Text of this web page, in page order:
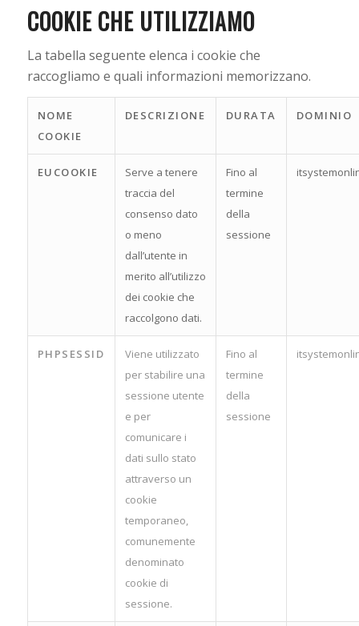
COOKIE CHE UTILIZZIAMO
La tabella seguente elenca i cookie che
raccogliamo e quali informazioni memorizzano.
NOME
COOKIE
DESCRIZIONE DURATA DOMINIO
EUCOOKIE
Serve a tenere
traccia del
consenso dato
o meno
dall’utente in
merito all’utilizzo
dei cookie che
raccolgono dati.
Fino al
termine
della
sessione
PHPSESSID
Viene utilizzato
per stabilire una
sessione utente
e per
comunicare i
dati sullo stato
attraverso un
cookie
temporaneo,
comunemente
denominato
cookie di
sessione.
Fino al
termine
della
sessione